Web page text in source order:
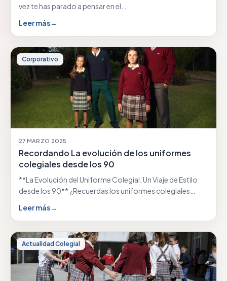
vez te has parado a pensar en el…
Leer más→
Corporativo
27 MARZO 2025
Recordando La evolución de los uniformes
colegiales desde los 90
**La Evolución del Uniforme Colegial: Un Viaje de Estilo
desde los 90** ¿Recuerdas los uniformes colegiales…
Leer más→
Actualidad Colegial